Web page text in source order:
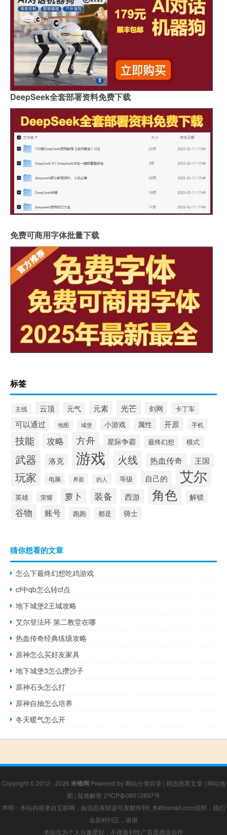
DeepSeek全套部署资料免费下载
免费可商用字体批量下载
标签
主线 云顶 元气 元素 光芒 剑网 卡丁车
可以通过 地图 城堡 小游戏 属性 开原 手机
技能 攻略 方舟 星际争霸 最终幻想 模式
武器 洛克 游戏 火线 热血传奇 王国
玩家 电脑 界面 的人 等级 自己的 艾尔
英雄 荣耀 萝卜 装备 西游 角色 解锁
谷物 账号 跑跑 都是 骑士
猜你想看的文章
怎么下最终幻想吃鸡游戏
cf中qb怎么转cf点
地下城堡2王城攻略
艾尔登法环 第二教堂在哪
热血传奇经典练级攻略
原神怎么买好友家具
地下城堡3怎么攒沙子
原神石头怎么打
原神自抽怎么培养
冬天暖气怎么开
Copyright © 2012 - 2026 米锋网 Powered by 网站分类目录 | 精选推荐文章 | 网站地
图 | 疑难解答 沪ICP备08012897号
声明：本站内容来自互联网，如信息有错误可发邮件到f_fb#foxmail.com说明，我们
会及时纠正，谢谢
本站仅为个人兴趣爱好，不接盈利性广告及商业合作